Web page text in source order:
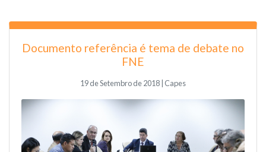
Documento referência é tema de debate no
FNE
19 de Setembro de 2018 | Capes